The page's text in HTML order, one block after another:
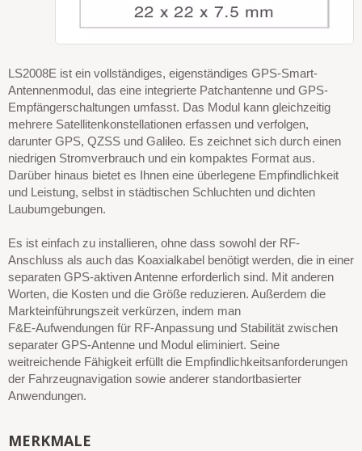
LS2008E ist ein vollständiges, eigenständiges GPS-Smart-
Antennenmodul, das eine integrierte Patchantenne und GPS-
Empfängerschaltungen umfasst. Das Modul kann gleichzeitig
mehrere Satellitenkonstellationen erfassen und verfolgen,
darunter GPS, QZSS und Galileo. Es zeichnet sich durch einen
niedrigen Stromverbrauch und ein kompaktes Format aus.
Darüber hinaus bietet es Ihnen eine überlegene Empfindlichkeit
und Leistung, selbst in städtischen Schluchten und dichten
Laubumgebungen.
Es ist einfach zu installieren, ohne dass sowohl der RF-
Anschluss als auch das Koaxialkabel benötigt werden, die in einer
separaten GPS-aktiven Antenne erforderlich sind. Mit anderen
Worten, die Kosten und die Größe reduzieren. Außerdem die
Markteinführungszeit verkürzen, indem man
F&E-Aufwendungen für RF-Anpassung und Stabilität zwischen
separater GPS-Antenne und Modul eliminiert. Seine
weitreichende Fähigkeit erfüllt die Empfindlichkeitsanforderungen
der Fahrzeugnavigation sowie anderer standortbasierter
Anwendungen.
MERKMALE